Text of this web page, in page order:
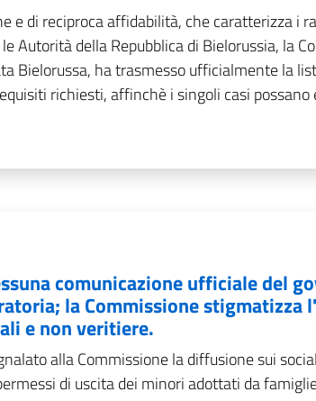
e di reciproca affidabilità, che caratterizza i
Autorità della Repubblica di Bielorussia, la
Bielorussa, ha trasmesso ufficialmente la
richiesti, affinchè i singoli casi
comunicazione ufficiale del
la Commissione
e non veritiere.
alla Commissione la diffusione sui
di uscita dei minori adottati da